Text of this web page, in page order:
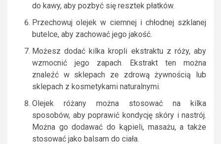
do kawy, aby pozbyć się resztek płatków.
Przechowuj olejek w ciemnej i chłodnej szklanej
butelce, aby zachować jego jakość.
Możesz dodać kilka kropli ekstraktu z róży, aby
wzmocnić jego zapach. Ekstrakt ten można
znaleźć w sklepach ze zdrową żywnością lub
sklepach z kosmetykami naturalnymi.
Olejek różany można stosować na kilka
sposobów, aby poprawić kondycję skóry i nastrój.
Można go dodawać do kąpieli, masażu, a także
stosować jako balsam do ciała.